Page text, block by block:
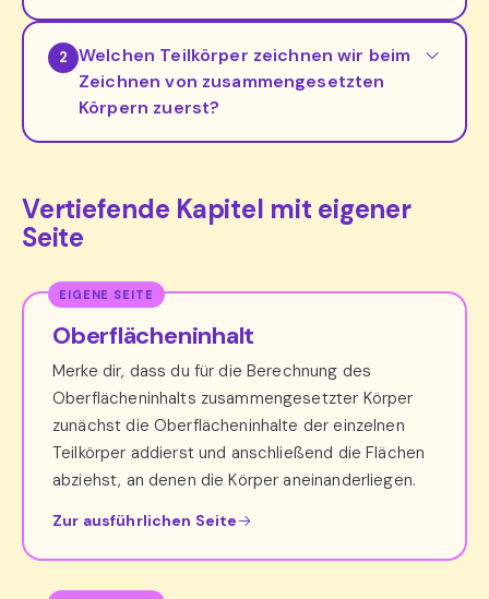
2
Welchen Teilkörper zeichnen wir beim
Zeichnen von zusammengesetzten
Körpern zuerst?
Vertiefende Kapitel mit eigener
Seite
Oberflächeninhalt
Merke dir, dass du für die Berechnung des
Oberflächeninhalts zusammengesetzter Körper
zunächst die Oberflächeninhalte der einzelnen
Teilkörper addierst und anschließend die Flächen
abziehst, an denen die Körper aneinanderliegen.
Zur ausführlichen Seite